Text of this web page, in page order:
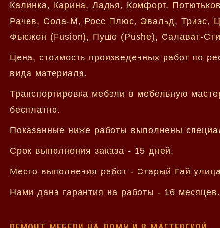
Калинка, Карина, Ладья, Комфорт,
Рачев, Сола-М, Росс Плюс, Эвальд, Триэс,
Фьюжен (Fusion), Пуше (Pushe), Салават-
Цена, стоимость произведенных работ по
вида материала.
Транспортировка мебели в мебельную
бесплатно.
Показанные ниже работы выполнены
Срок выполнения заказа - 15 дней.
Место выполнения работ - Старый Гай
Нами дана гарантия на работы - 16 месяцев.